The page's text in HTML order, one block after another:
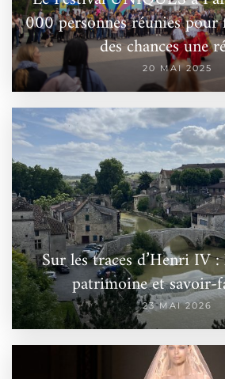
000 personnes réunies pour
des chances une
20 MAI 2025
Sur les traces d’Henri IV
patrimoine et savoir-
23 MAI 2026